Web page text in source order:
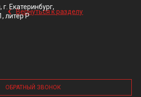
‹ Вернуться к разделу
Екатеринбург,
литер Р
ОБРАТНЫЙ ЗВОНОК